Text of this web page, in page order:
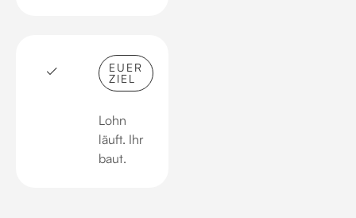
EUER
ZIEL
Lohn
läuft. Ihr
baut.